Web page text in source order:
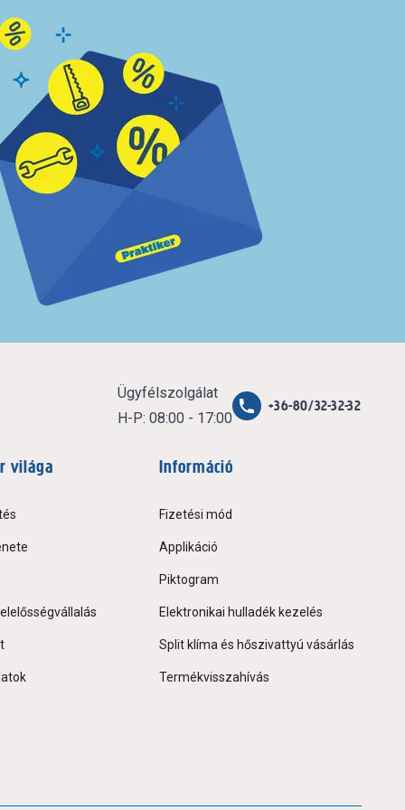
Ügyfélszolgálat
H-P: 08:00 - 17:00
+36-80/32-32-32
világa Információ
Fizetési mód
Applikáció
Piktogram
Elektronikai hulladék kezelés
Split klíma és hőszivattyú vásárlás
Termékvisszahívás